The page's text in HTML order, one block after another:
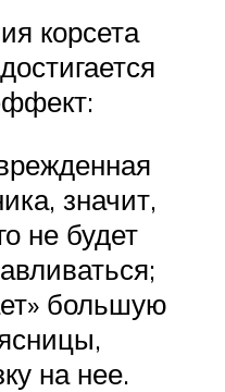
корсета
значит,
не будет
большую
на нее.